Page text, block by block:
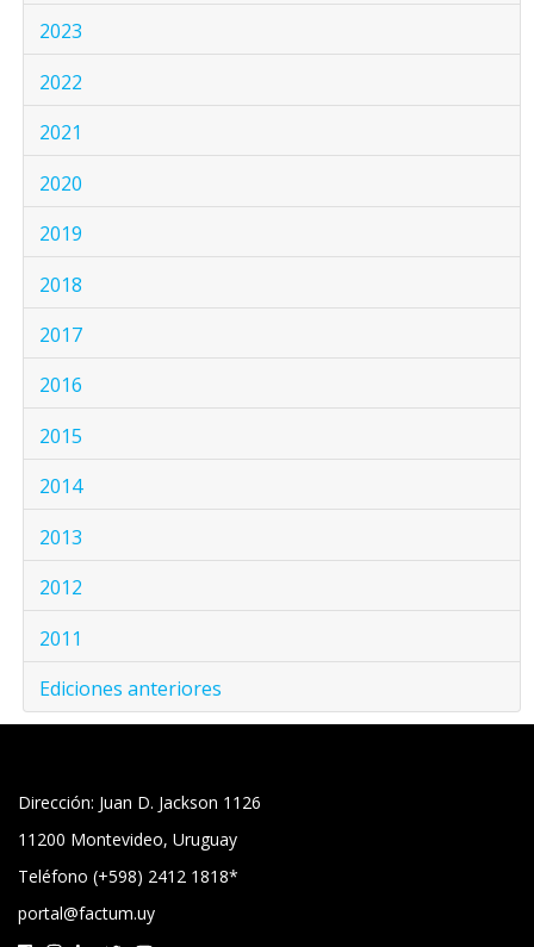
2023
2022
2021
2020
2019
2018
2017
2016
2015
2014
2013
2012
2011
Ediciones anteriores
Dirección: Juan D. Jackson 1126
11200 Montevideo, Uruguay
Teléfono (+598) 2412 1818*
portal@factum.uy